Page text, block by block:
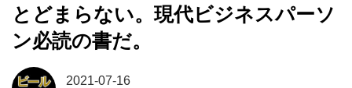
とどまらない。現代ビジネスパーソ
ン必読の書だ。
2021-07-16